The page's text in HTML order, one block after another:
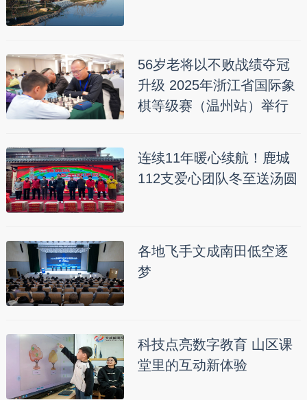
56岁老将以不败战绩夺冠
升级 2025年浙江省国际象
棋等级赛（温州站）举行
连续11年暖心续航！鹿城
112支爱心团队冬至送汤圆
各地飞手文成南田低空逐
梦
科技点亮数字教育 山区课
堂里的互动新体验